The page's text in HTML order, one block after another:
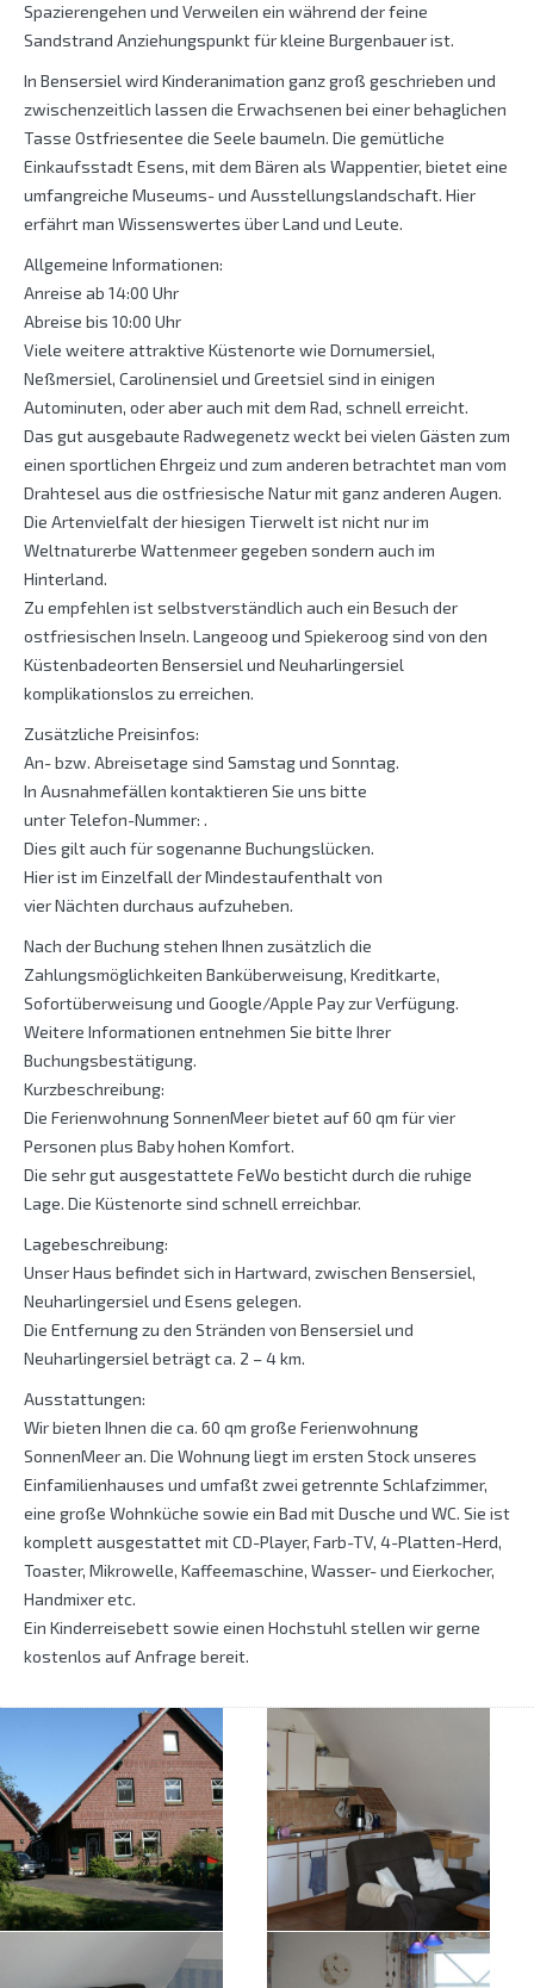
Spazierengehen und Verweilen ein während der feine
Sandstrand Anziehungspunkt für kleine Burgenbauer ist.
In Bensersiel wird Kinderanimation ganz groß geschrieben und
zwischenzeitlich lassen die Erwachsenen bei einer behaglichen
Tasse Ostfriesentee die Seele baumeln. Die gemütliche
Einkaufsstadt Esens, mit dem Bären als Wappentier, bietet eine
umfangreiche Museums- und Ausstellungslandschaft. Hier
erfährt man Wissenswertes über Land und Leute.
Allgemeine Informationen:
Anreise ab 14:00 Uhr
Abreise bis 10:00 Uhr
Viele weitere attraktive Küstenorte wie Dornumersiel,
Neßmersiel, Carolinensiel und Greetsiel sind in einigen
Autominuten, oder aber auch mit dem Rad, schnell erreicht.
Das gut ausgebaute Radwegenetz weckt bei vielen Gästen zum
einen sportlichen Ehrgeiz und zum anderen betrachtet man vom
Drahtesel aus die ostfriesische Natur mit ganz anderen Augen.
Die Artenvielfalt der hiesigen Tierwelt ist nicht nur im
Weltnaturerbe Wattenmeer gegeben sondern auch im
Hinterland.
Zu empfehlen ist selbstverständlich auch ein Besuch der
ostfriesischen Inseln. Langeoog und Spiekeroog sind von den
Küstenbadeorten Bensersiel und Neuharlingersiel
komplikationslos zu erreichen.
Zusätzliche Preisinfos:
An- bzw. Abreisetage sind Samstag und Sonntag.
In Ausnahmefällen kontaktieren Sie uns bitte
unter Telefon-Nummer: .
Dies gilt auch für sogenanne Buchungslücken.
Hier ist im Einzelfall der Mindestaufenthalt von
vier Nächten durchaus aufzuheben.
Nach der Buchung stehen Ihnen zusätzlich die
Zahlungsmöglichkeiten Banküberweisung, Kreditkarte,
Sofortüberweisung und Google/Apple Pay zur Verfügung.
Weitere Informationen entnehmen Sie bitte Ihrer
Buchungsbestätigung.
Kurzbeschreibung:
Die Ferienwohnung SonnenMeer bietet auf 60 qm für vier
Personen plus Baby hohen Komfort.
Die sehr gut ausgestattete FeWo besticht durch die ruhige
Lage. Die Küstenorte sind schnell erreichbar.
Lagebeschreibung:
Unser Haus befindet sich in Hartward, zwischen Bensersiel,
Neuharlingersiel und Esens gelegen.
Die Entfernung zu den Stränden von Bensersiel und
Neuharlingersiel beträgt ca. 2 – 4 km.
Ausstattungen:
Wir bieten Ihnen die ca. 60 qm große Ferienwohnung
SonnenMeer an. Die Wohnung liegt im ersten Stock unseres
Einfamilienhauses und umfaßt zwei getrennte Schlafzimmer,
eine große Wohnküche sowie ein Bad mit Dusche und WC. Sie ist
komplett ausgestattet mit CD-Player, Farb-TV, 4-Platten-Herd,
Toaster, Mikrowelle, Kaffeemaschine, Wasser- und Eierkocher,
Handmixer etc.
Ein Kinderreisebett sowie einen Hochstuhl stellen wir gerne
kostenlos auf Anfrage bereit.